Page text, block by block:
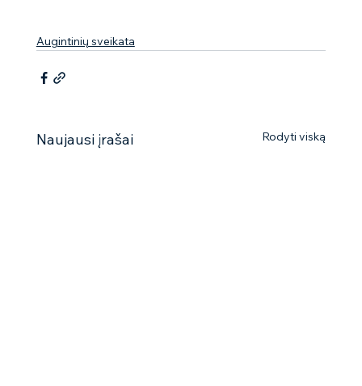
Augintinių sveikata
Naujausi įrašai Rodyti viską